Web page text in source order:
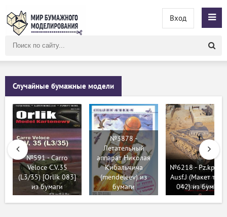
сайту
Вход
Случайные бумажные модели
№591 - Carro
Veloce C.V.35
(L3/35) [Orlik 083]
из бумаги
№3878 -
Летательный
аппарат Николая
Кибальчича
(mendeleev) из
бумаги
№6218 - Pz.kpfw.
Ausf.J (Макет
042) из бумаги